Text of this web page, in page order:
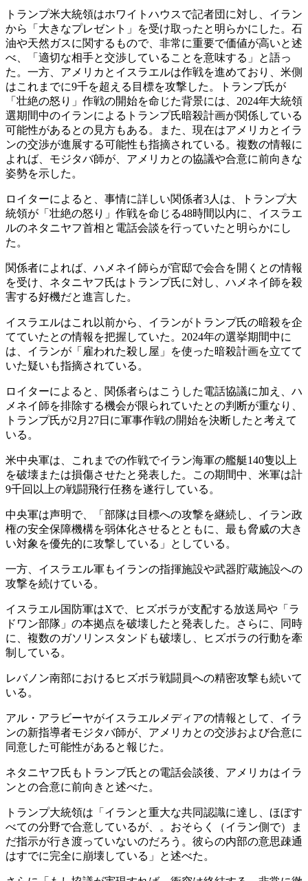
トランプ米大統領はホワイトハウスで記者団に対し、イラン
から「大きなプレゼント」を受け取ったと明らかにした。石
油や天然ガスに関するもので、非常に重要で価値が高いと述
べ、「適切な相手と交渉していることを意味する」と語っ
た。一方、アメリカとイスラエルは作戦を進めており、米側
はこれまでに9千を超える目標を攻撃した。トランプ氏が
「壮絶の怒り」作戦の開始を命じた背景には、2024年大統領
選期間中のイランによるトランプ氏暗殺計画が関係している
可能性があるとの見方もある。また、現在はアメリカとイラ
ンの交渉が進展する可能性も指摘されている。複数の情報に
よれば、モジタバ師が、アメリカとの協議や合意に前向きな
姿勢を示した。
ロイターによると、事情に詳しい関係者3人は、トランプ大
統領が「壮絶の怒り」作戦を命じる48時間以内に、イスラエ
ルのネタニヤフ首相と電話会談を行っていたと明らかにし
た。
関係者によれば、ハメネイ師らが官邸で会合を開くとの情報
を受け、ネタニヤフ氏はトランプ氏に対し、ハメネイ師を殺
害する好機だと進言した。
イスラエルはこれ以前から、イランがトランプ氏の暗殺を企
てていたとの情報を把握していた。2024年の選挙期間中に
は、イランが「雇われた殺し屋」を使った暗殺計画を立てて
いた疑いも指摘されている。
ロイターによると、関係者らはこうした電話協議に加え、ハ
メネイ師を排除する機会が限られていたとの判断が重なり、
トランプ氏が2月27日に軍事作戦の開始を決断したと考えて
いる。
米中央軍は、これまでの作戦でイラン海軍の艦艇140隻以上
を破壊または損傷させたと発表した。この期間中、米軍は計
9千回以上の戦闘飛行任務を遂行している。
中央軍は声明で、「部隊は目標への攻撃を継続し、イラン政
権の安全保障機構を弱体化させるとともに、最も脅威の大き
い対象を優先的に攻撃している」としている。
一方、イスラエル軍もイランの指揮施設や武器貯蔵施設への
攻撃を続けている。
イスラエル国防軍はXで、ヒズボラが支配する放送局や「ラ
ドワン部隊」の本拠点を破壊したと発表した。さらに、同時
に、複数のガソリンスタンドも破壊し、ヒズボラの行動を牽
制している。
レバノン南部におけるヒズボラ戦闘員への精密攻撃も続いて
いる。
アル・アラビーヤがイスラエルメディアの情報として、イラ
ンの新指導者モジタバ師が、アメリカとの交渉および合意に
同意した可能性があると報じた。
ネタニヤフ氏もトランプ氏との電話会談後、アメリカはイラ
ンとの合意に前向きと述べた。
トランプ大統領は「イランと重大な共同認識に達し、ほぼす
べての分野で合意しているが、。おそらく（イラン側で）ま
だ指示が行き渡っていないのだろう。彼らの内部の意思疎通
はすでに完全に崩壊している」と述べた。